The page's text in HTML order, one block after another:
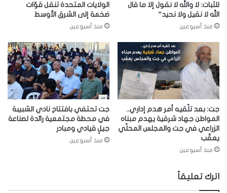
للثبات: لا والله لا نقول إلا ما قال
الله لا نقيل ولا نحيد”
منذ أسبوعين
الولايات المتحدة تنقل قوّات
ضخمة إلى الشرق الأوسط
منذ أسبوعين
جت: بعد تلّقيه أمر هدم إداري..
المواطن جهاد شرقية يهدم مبناه
الزراعي في جت والمجلس المحلّي
يعقّب
منذ أسبوعين
جت تحتفي بافتتاح نادي الشبيبة
في محطة مجتمعية رائدة لصناعة
جيلٍ قيادي ومبادر
منذ أسبوعين
اترك تعليقاً